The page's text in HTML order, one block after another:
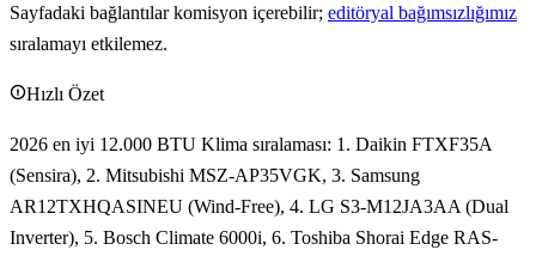
Sayfadaki bağlantılar komisyon içerebilir; editöryal bağımsızlığımız
sıralamayı etkilemez.
Hızlı Özet
2026 en iyi 12.000 BTU Klima sıralaması: 1. Daikin FTXF35A
(Sensira), 2. Mitsubishi MSZ-AP35VGK, 3. Samsung
AR12TXHQASINEU (Wind-Free), 4. LG S3-M12JA3AA (Dual
Inverter), 5. Bosch Climate 6000i, 6. Toshiba Shorai Edge RAS-